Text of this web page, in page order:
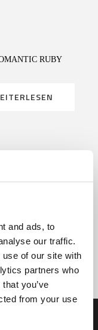
and ads, to
our traffic.
of our site with
partners who
you’ve
from your use
RUBY